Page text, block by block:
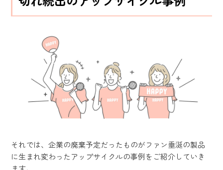
それでは、企業の廃棄予定だったものがファン垂涎の製品
に生まれ変わったアップサイクルの事例をご紹介していき